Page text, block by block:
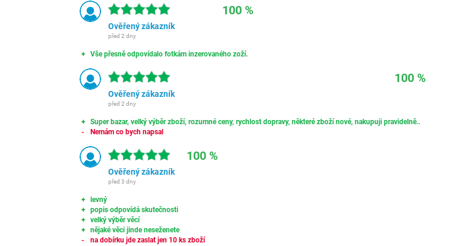
100 %
Ověřený zákazník
před 2 dny
Vše přesně odpovídalo fotkám inzerovaného zoží.
100 %
Ověřený zákazník
před 2 dny
Super bazar, velký výběr zboží, rozumné ceny, rychlost dopravy, některé zboží nové, nakupuji pravidelně..
Nemám co bych napsal
100 %
Ověřený zákazník
před 3 dny
levný
popis odpovídá skutečnosti
velký výběr věcí
nějaké věci jinde neseženete
na dobírku jde zaslat jen 10 ks zboží